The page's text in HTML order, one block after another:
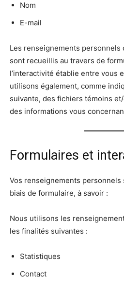
Nom
E-mail
Les renseignements personnels
sont recueillis au travers de
l’interactivité établie entre vous
utilisons également, comme
suivante, des fichiers témoins
des informations vous
Formulaires et
Vos renseignements personnels
biais de formulaire, à savoir :
Nous utilisons les
les finalités suivantes :
Statistiques
Contact